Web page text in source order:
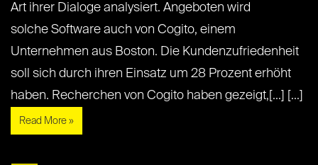
Art ihrer Dialoge analysiert. Angeboten wird
solche Software auch von Cogito, einem
Unternehmen aus Boston. Die Kundenzufriedenheit
soll sich durch ihren Einsatz um 28 Prozent erhöht
haben. Recherchen von Cogito haben gezeigt,[...] [...]
Read More »